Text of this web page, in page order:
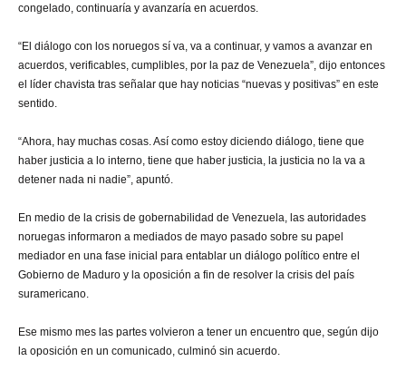
congelado, continuaría y avanzaría en acuerdos.
“El diálogo con los noruegos sí va, va a continuar, y vamos a avanzar en
acuerdos, verificables, cumplibles, por la paz de Venezuela”, dijo entonces
el líder chavista tras señalar que hay noticias “nuevas y positivas” en este
sentido.
“Ahora, hay muchas cosas. Así como estoy diciendo diálogo, tiene que
haber justicia a lo interno, tiene que haber justicia, la justicia no la va a
detener nada ni nadie”, apuntó.
En medio de la crisis de gobernabilidad de Venezuela, las autoridades
noruegas informaron a mediados de mayo pasado sobre su papel
mediador en una fase inicial para entablar un diálogo político entre el
Gobierno de Maduro y la oposición a fin de resolver la crisis del país
suramericano.
Ese mismo mes las partes volvieron a tener un encuentro que, según dijo
la oposición en un comunicado, culminó sin acuerdo.